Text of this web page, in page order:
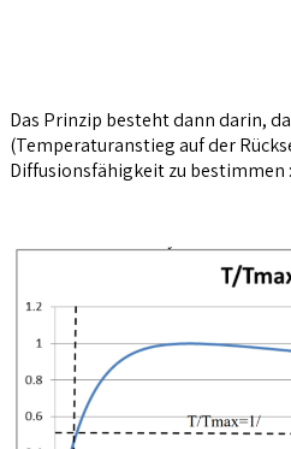
Das Prinzip besteht dann darin,
(Temperaturanstieg auf der
Diffusionsfähigkeit zu bestimmen :